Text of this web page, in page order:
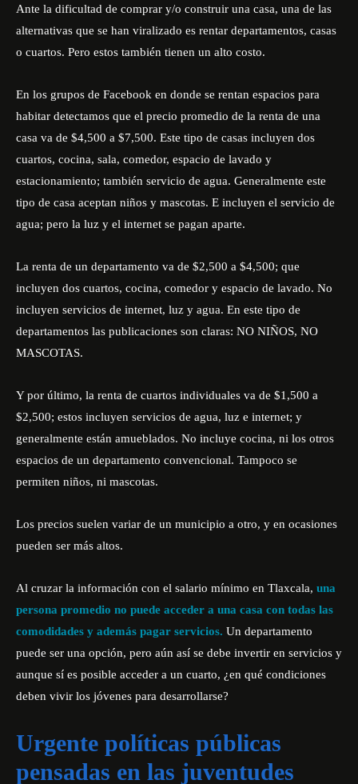
Ante la dificultad de comprar y/o construir una casa, una de las
alternativas que se han viralizado es rentar departamentos, casas
o cuartos. Pero estos también tienen un alto costo.
En los grupos de Facebook en donde se rentan espacios para
habitar detectamos que el precio promedio de la renta de una
casa va de $4,500 a $7,500. Este tipo de casas incluyen dos
cuartos, cocina, sala, comedor, espacio de lavado y
estacionamiento; también servicio de agua. Generalmente este
tipo de casa aceptan niños y mascotas. E incluyen el servicio de
agua; pero la luz y el internet se pagan aparte.
La renta de un departamento va de $2,500 a $4,500; que
incluyen dos cuartos, cocina, comedor y espacio de lavado. No
incluyen servicios de internet, luz y agua. En este tipo de
departamentos las publicaciones son claras: NO NIÑOS, NO
MASCOTAS.
Y por último, la renta de cuartos individuales va de $1,500 a
$2,500; estos incluyen servicios de agua, luz e internet; y
generalmente están amueblados. No incluye cocina, ni los otros
espacios de un departamento convencional. Tampoco se
permiten niños, ni mascotas.
Los precios suelen variar de un municipio a otro, y en ocasiones
pueden ser más altos.
Al cruzar la información con el salario mínimo en Tlaxcala, una
persona promedio no puede acceder a una casa con todas las
comodidades y además pagar servicios. Un departamento
puede ser una opción, pero aún así se debe invertir en servicios y
aunque sí es posible acceder a un cuarto, ¿en qué condiciones
deben vivir los jóvenes para desarrollarse?
Urgente políticas públicas
pensadas en las juventudes